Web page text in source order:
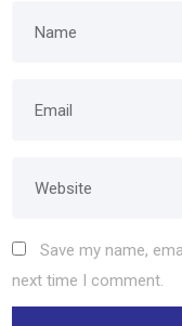
Save my name,
next time I comment.